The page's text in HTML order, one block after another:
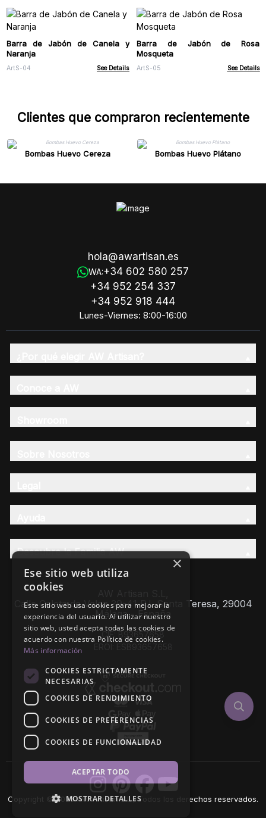
Barra de Jabón de Canela y
Naranja
ArtS-04 See Details
Barra de Jabón de Rosa
Mosqueta
ArtS-05 See Details
Clientes que compraron recientemente
Bombas Huevo Cereza Bombas Huevo Plátano
hola@awartisan.es
WA:+34 602 580 257
+34 952 254 337
+34 952 918 444
Lunes-Viernes: 8:00-16:00
Descubre la Familia AW
Calle Caleta de Velez 39-41 P.I. Santa Teresa, 29004
Málaga - España
CIF: B93657658
Copyright © 2026 AW Artisan S.L., Todos los derechos reservados.
×
Ese sitio web utiliza
cookies
Este sitio web usa cookies para mejorar la
experiencia del usuario. Al utilizar nuestro
sitio web, usted acepta todas las cookies de
acuerdo con nuestra Política de cookies.
Más información
COOKIES ESTRICTAMENTE
NECESARIAS
COOKIES DE RENDIMIENTO
COOKIES DE PREFERENCIAS
COOKIES DE FUNCIONALIDAD
ACEPTAR TODO
MOSTRAR DETALLES